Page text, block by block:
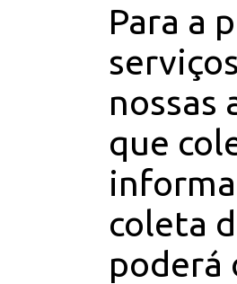
Para a
nossas
que
coleta
poderá